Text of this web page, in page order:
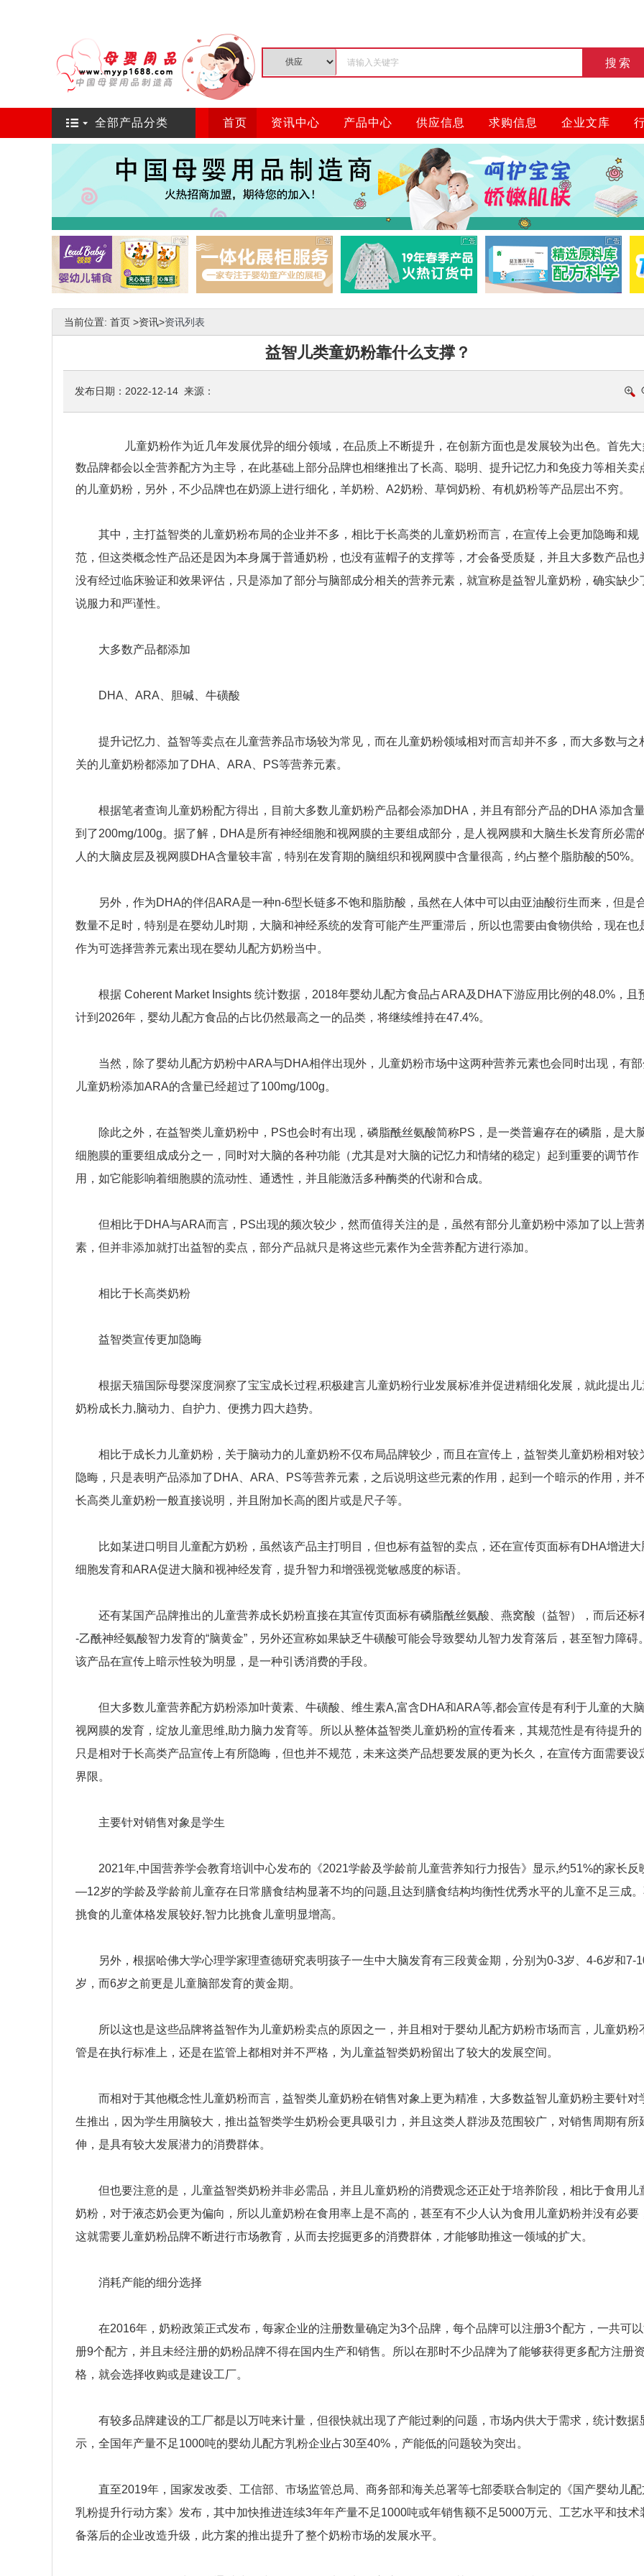
搜索
全部产品分类 首页 资讯中心 产品中心 供应信息 求购信息 企业文库
当前位置: 首页 >资讯>资讯列表
益智儿类童奶粉靠什么支撑？
发布日期：2022-12-14 来源：
儿童奶粉作为近几年发展优异的细分领域，在品质上不断提升，在创新方面也是发展较为出色。首先大
数品牌都会以全营养配方为主导，在此基础上部分品牌也相继推出了长高、聪明、提升记忆力和免疫力等相关卖
的儿童奶粉，另外，不少品牌也在奶源上进行细化，羊奶粉、A2奶粉、草饲奶粉、有机奶粉等产品层出不穷。
其中，主打益智类的儿童奶粉布局的企业并不多，相比于长高类的儿童奶粉而言，在宣传上会更加隐晦和规
范，但这类概念性产品还是因为本身属于普通奶粉，也没有蓝帽子的支撑等，才会备受质疑，并且大多数产品也
没有经过临床验证和效果评估，只是添加了部分与脑部成分相关的营养元素，就宣称是益智儿童奶粉，确实缺少
说服力和严谨性。
大多数产品都添加
DHA、ARA、胆碱、牛磺酸
提升记忆力、益智等卖点在儿童营养品市场较为常见，而在儿童奶粉领域相对而言却并不多，而大多数与之
关的儿童奶粉都添加了DHA、ARA、PS等营养元素。
根据笔者查询儿童奶粉配方得出，目前大多数儿童奶粉产品都会添加DHA，并且有部分产品的DHA 添加含
到了200mg/100g。据了解，DHA是所有神经细胞和视网膜的主要组成部分，是人视网膜和大脑生长发育所必需的
人的大脑皮层及视网膜DHA含量较丰富，特别在发育期的脑组织和视网膜中含量很高，约占整个脂肪酸的50%。
另外，作为DHA的伴侣ARA是一种n-6型长链多不饱和脂肪酸，虽然在人体中可以由亚油酸衍生而来，但是
数量不足时，特别是在婴幼儿时期，大脑和神经系统的发育可能产生严重滞后，所以也需要由食物供给，现在也
作为可选择营养元素出现在婴幼儿配方奶粉当中。
根据 Coherent Market Insights 统计数据，2018年婴幼儿配方食品占ARA及DHA下游应用比例的48.0%，且
计到2026年，婴幼儿配方食品的占比仍然最高之一的品类，将继续维持在47.4%。
当然，除了婴幼儿配方奶粉中ARA与DHA相伴出现外，儿童奶粉市场中这两种营养元素也会同时出现，有部
儿童奶粉添加ARA的含量已经超过了100mg/100g。
除此之外，在益智类儿童奶粉中，PS也会时有出现，磷脂酰丝氨酸简称PS，是一类普遍存在的磷脂，是大
细胞膜的重要组成成分之一，同时对大脑的各种功能（尤其是对大脑的记忆力和情绪的稳定）起到重要的调节作
用，如它能影响着细胞膜的流动性、通透性，并且能激活多种酶类的代谢和合成。
但相比于DHA与ARA而言，PS出现的频次较少，然而值得关注的是，虽然有部分儿童奶粉中添加了以上营
素，但并非添加就打出益智的卖点，部分产品就只是将这些元素作为全营养配方进行添加。
相比于长高类奶粉
益智类宣传更加隐晦
根据天猫国际母婴深度洞察了宝宝成长过程,积极建言儿童奶粉行业发展标准并促进精细化发展，就此提出儿
奶粉成长力,脑动力、自护力、便携力四大趋势。
相比于成长力儿童奶粉，关于脑动力的儿童奶粉不仅布局品牌较少，而且在宣传上，益智类儿童奶粉相对较
隐晦，只是表明产品添加了DHA、ARA、PS等营养元素，之后说明这些元素的作用，起到一个暗示的作用，并
长高类儿童奶粉一般直接说明，并且附加长高的图片或是尺子等。
比如某进口明目儿童配方奶粉，虽然该产品主打明目，但也标有益智的卖点，还在宣传页面标有DHA增进大
细胞发育和ARA促进大脑和视神经发育，提升智力和增强视觉敏感度的标语。
还有某国产品牌推出的儿童营养成长奶粉直接在其宣传页面标有磷脂酰丝氨酸、燕窝酸（益智），而后还标
-乙酰神经氨酸智力发育的“脑黄金”，另外还宣称如果缺乏牛磺酸可能会导致婴幼儿智力发育落后，甚至智力障碍。
该产品在宣传上暗示性较为明显，是一种引诱消费的手段。
但大多数儿童营养配方奶粉添加叶黄素、牛磺酸、维生素A,富含DHA和ARA等,都会宣传是有利于儿童的大
视网膜的发育，绽放儿童思维,助力脑力发育等。所以从整体益智类儿童奶粉的宣传看来，其规范性是有待提升的
只是相对于长高类产品宣传上有所隐晦，但也并不规范，未来这类产品想要发展的更为长久，在宣传方面需要设
界限。
主要针对销售对象是学生
2021年,中国营养学会教育培训中心发布的《2021学龄及学龄前儿童营养知行力报告》显示,约51%的家长反
—12岁的学龄及学龄前儿童存在日常膳食结构显著不均的问题,且达到膳食结构均衡性优秀水平的儿童不足三成
挑食的儿童体格发展较好,智力比挑食儿童明显增高。
另外，根据哈佛大学心理学家理查德研究表明孩子一生中大脑发育有三段黄金期，分别为0-3岁、4-6岁和7-
岁，而6岁之前更是儿童脑部发育的黄金期。
所以这也是这些品牌将益智作为儿童奶粉卖点的原因之一，并且相对于婴幼儿配方奶粉市场而言，儿童奶粉
管是在执行标准上，还是在监管上都相对并不严格，为儿童益智类奶粉留出了较大的发展空间。
而相对于其他概念性儿童奶粉而言，益智类儿童奶粉在销售对象上更为精准，大多数益智儿童奶粉主要针对
生推出，因为学生用脑较大，推出益智类学生奶粉会更具吸引力，并且这类人群涉及范围较广，对销售周期有所
伸，是具有较大发展潜力的消费群体。
但也要注意的是，儿童益智类奶粉并非必需品，并且儿童奶粉的消费观念还正处于培养阶段，相比于食用儿
奶粉，对于液态奶会更为偏向，所以儿童奶粉在食用率上是不高的，甚至有不少人认为食用儿童奶粉并没有必要
这就需要儿童奶粉品牌不断进行市场教育，从而去挖掘更多的消费群体，才能够助推这一领域的扩大。
消耗产能的细分选择
在2016年，奶粉政策正式发布，每家企业的注册数量确定为3个品牌，每个品牌可以注册3个配方，一共可
册9个配方，并且未经注册的奶粉品牌不得在国内生产和销售。所以在那时不少品牌为了能够获得更多配方注册资
格，就会选择收购或是建设工厂。
有较多品牌建设的工厂都是以万吨来计量，但很快就出现了产能过剩的问题，市场内供大于需求，统计数据
示，全国年产量不足1000吨的婴幼儿配方乳粉企业占30至40%，产能低的问题较为突出。
直至2019年，国家发改委、工信部、市场监管总局、商务部和海关总署等七部委联合制定的《国产婴幼儿配
乳粉提升行动方案》发布，其中加快推进连续3年年产量不足1000吨或年销售额不足5000万元、工艺水平和技术
备落后的企业改造升级，此方案的推出提升了整个奶粉市场的发展水平。